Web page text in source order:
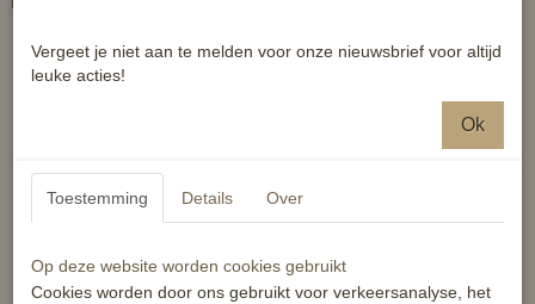
Luxe zadelhoes met print steigerende fries
Ook interessant
Vergeet je niet aan te melden voor onze nieuwsbrief voor altijd
leuke acties!
Ok
Toestemming Details Over
Op deze website worden cookies gebruikt
Cookies worden door ons gebruikt voor verkeersanalyse, het